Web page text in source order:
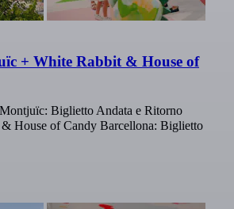
+ White Rabbit & House of
Biglietto Andata e Ritorno
House of Candy Barcellona: Biglietto